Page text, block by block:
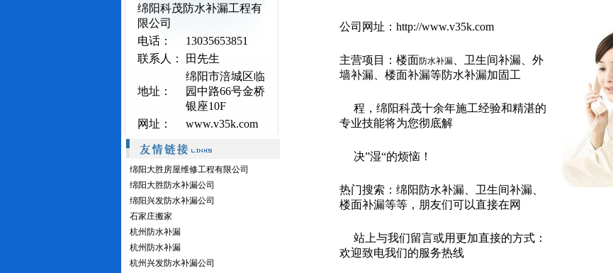
绵阳科茂防水补漏工程有
限公司
电话：
13035653851
联系人：
田先生
地址：
绵阳市涪城区临
园中路66号金桥
银座10F
网址：
www.v35k.com
绵阳大胜房屋维修工程有限公司
绵阳大胜防水补漏公司
绵阳兴发防水补漏公司
石家庄搬家
杭州防水补漏
杭州防水补漏
杭州兴发防水补漏公司
公司网址：http://www.v35k.com
主营项目：楼面防水补漏
、卫生间补漏、外
墙补漏、楼面补漏等防水补漏加固工
程，绵阳科茂十余年施工经验和精湛的
专业技能将为您彻底解
决”湿“的烦恼！
热门搜索：绵阳防水补漏、卫生间补漏、
楼面补漏等等，朋友们可以直接在网
站上与我们留言或用更加直接的方式：
欢迎致电我们的服务热线